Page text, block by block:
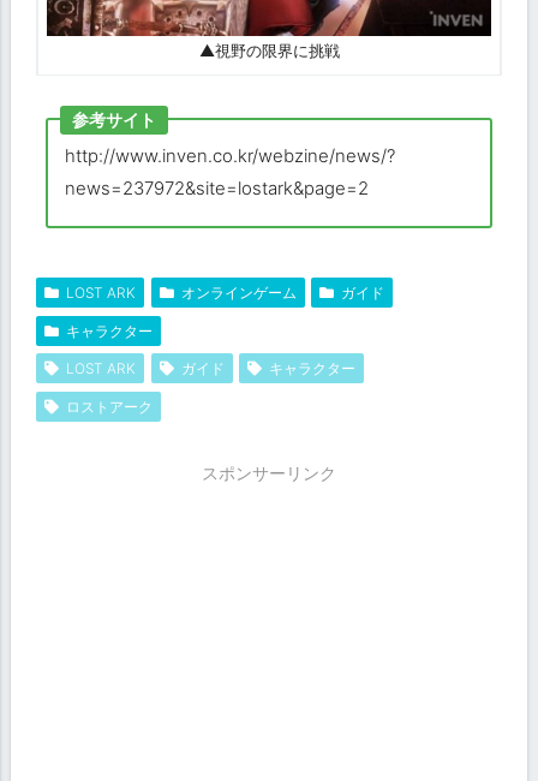
▲視野の限界に挑戦
参考サイト
http://www.inven.co.kr/webzine/news/?
news=237972&site=lostark&page=2
LOST ARK オンラインゲーム ガイド
キャラクター
LOST ARK ガイド キャラクター
ロストアーク
スポンサーリンク